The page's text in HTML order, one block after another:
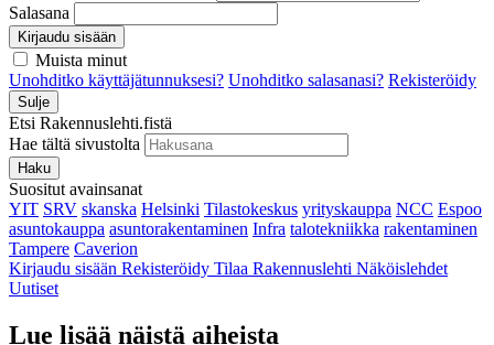
Salasana
Kirjaudu sisään
Muista minut
Unohditko käyttäjätunnuksesi? Unohditko salasanasi? Rekisteröidy
Sulje
Etsi Rakennuslehti.fistä
Hae tältä sivustolta
Haku
Suositut avainsanat
YIT SRV skanska Helsinki Tilastokeskus yrityskauppa NCC Espoo
asuntokauppa asuntorakentaminen Infra talotekniikka rakentaminen
Tampere Caverion
Kirjaudu sisään Rekisteröidy Tilaa Rakennuslehti Näköislehdet
Uutiset
Lue lisää näistä aiheista